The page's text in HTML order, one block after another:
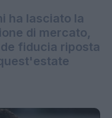
ha lasciato la
di mercato,
fiducia riposta